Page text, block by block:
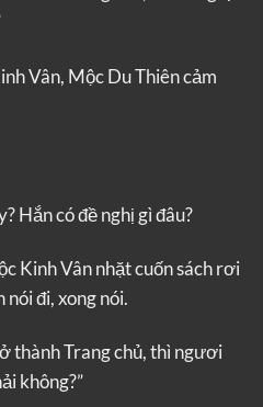
Vân, Mộc Du Thiên cảm
Hắn có đề nghị gì đâu?
Kinh Vân nhặt cuốn sách rơi
đi, xong nói.
thành Trang chủ, thì ngươi
không?”